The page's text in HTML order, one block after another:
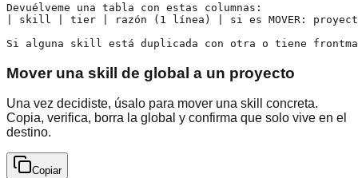
Devuélveme una tabla con estas columnas:
| skill | tier | razón (1 línea) | si es MOVER:
Si alguna skill está duplicada con otra o tiene
Mover una skill de global a un proyecto
Una vez decidiste, úsalo para mover una skill concreta.
Copia, verifica, borra la global y confirma que solo vive en el
destino.
Copiar